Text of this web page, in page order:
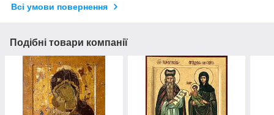
Всі умови повернення
Подібні товари компанії